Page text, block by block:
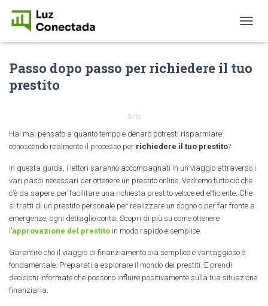
O
G
L
T
I
Passo dopo passo per richiedere il tuo
prestito
Ads
Hai mai pensato a quanto tempo e denaro potresti risparmiare
conoscendo realmente il processo per richiedere il tuo prestito?
In questa guida, i lettori saranno accompagnati in un viaggio attraverso i
vari passi necessari per ottenere un prestito online. Vedremo tutto ciò che
c’è da sapere per facilitare una richiesta prestito veloce ed efficiente. Che
si tratti di un prestito personale per realizzare un sogno o per far fronte a
emergenze, ogni dettaglio conta. Scopri di più su come ottenere
l’approvazione del prestito in modo rapido e semplice.
Garantire che il viaggio di finanziamento sia semplice e vantaggioso è
fondamentale. Preparati a esplorare il mondo dei prestiti. E prendi
decisioni informate che possono influire positivamente sulla tua situazione
finanziaria.